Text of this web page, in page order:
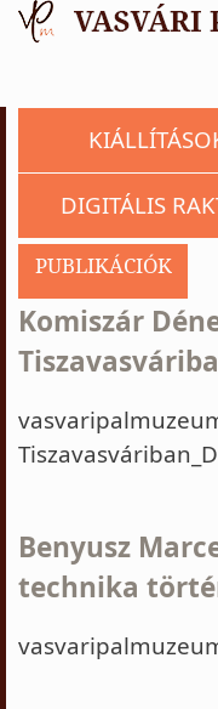
DIGITÁLIS
PUBLIKÁCIÓK
Komiszár
Benyusz
technika